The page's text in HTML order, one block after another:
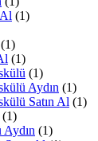
(1)
(1)
(1)
(1)
Aydın (1)
Satın Al (1)
(1)
(1)